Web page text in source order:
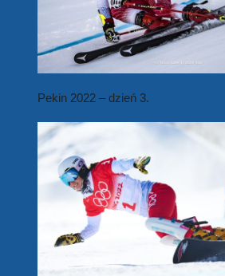
Pekin 2022 – dzień 3.